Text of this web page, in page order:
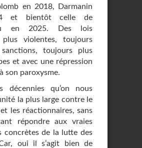
en 2018, Darmanin
et bientôt celle de
en 2025. Des lois
violentes, toujours
toujours plus
et avec une répression
son paroxysme.
décennies qu’on nous
la plus large contre le
les réactionnaires, sans
répondre aux vraies
concrètes de la lutte des
oui il s’agit bien de